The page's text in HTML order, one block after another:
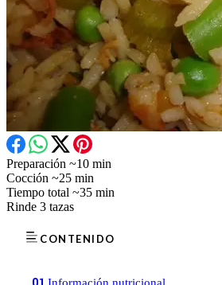
Preparación ~10 min
Cocción ~25 min
Tiempo total ~35 min
Rinde 3 tazas
CONTENIDO